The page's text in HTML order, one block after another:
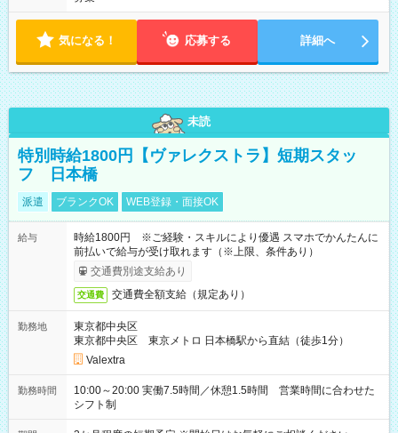
気になる！ 応募する 詳細へ
未読
特別時給1800円【ヴァレクストラ】短期スタッ
フ 日本橋
派遣 ブランクOK WEB登録・面接OK
給与
時給1800円 ※ご経験・スキルにより優遇 スマホでかんたんに
前払いで給与が受け取れます（※上限、条件あり）
交通費別途支給あり
交通費 交通費全額支給（規定あり）
勤務地
東京都中央区
東京都中央区 東京メトロ 日本橋駅から直結（徒歩1分）
Valextra
勤務時間
10:00～20:00 実働7.5時間／休憩1.5時間 営業時間に合わせた
シフト制